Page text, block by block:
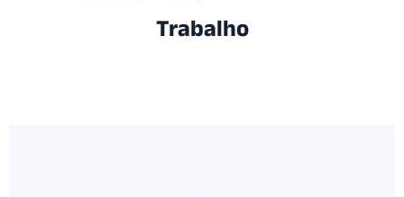
Trabalho